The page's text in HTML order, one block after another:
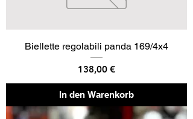
Biellette regolabili panda 169/4x4
Preis
138,00 €
In den Warenkorb